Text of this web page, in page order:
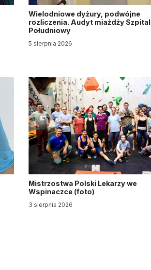
Wielodniowe dyżury, podwójne
rozliczenia. Audyt miażdży Szpital
Południowy
5 sierpnia 2026
Mistrzostwa Polski Lekarzy we
Wspinaczce (foto)
3 sierpnia 2026